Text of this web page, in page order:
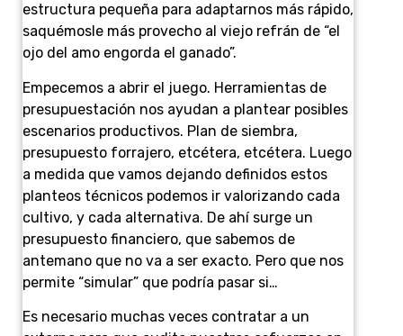
estructura pequeña para adaptarnos más rápido,
saquémosle más provecho al viejo refrán de “el
ojo del amo engorda el ganado”.
Empecemos a abrir el juego. Herramientas de
presupuestación nos ayudan a plantear posibles
escenarios productivos. Plan de siembra,
presupuesto forrajero, etcétera, etcétera. Luego
a medida que vamos dejando definidos estos
planteos técnicos podemos ir valorizando cada
cultivo, y cada alternativa. De ahí surge un
presupuesto financiero, que sabemos de
antemano que no va a ser exacto. Pero que nos
permite “simular” que podría pasar si…
Es necesario muchas veces contratar a un